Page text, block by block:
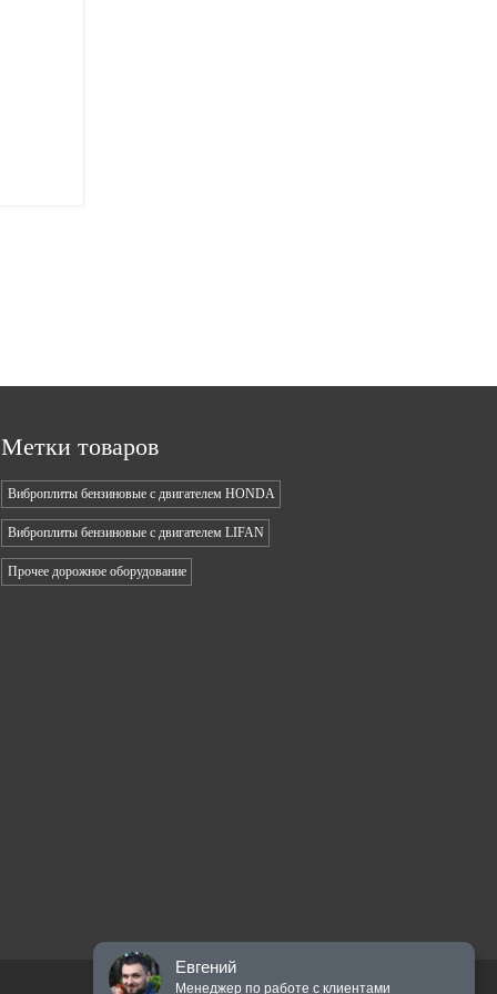
Метки товаров
Виброплиты бензиновые с двигателем HONDA
Виброплиты бензиновые с двигателем LIFAN
Прочее дорожное оборудование
Евгений
Менеджер по работе с клиентами